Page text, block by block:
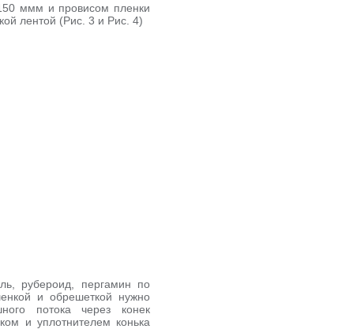
ммм и провисом пленки
лентой (Рис. 3 и Рис. 4)
рубероид, пергамин по
и обрешеткой нужно
потока через конек
и уплотнителем конька